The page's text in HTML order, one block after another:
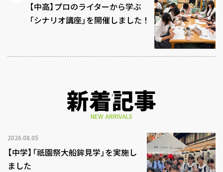
【中高】プロのライターから学ぶ
「シナリオ講座」を開催しました！
新着記事
NEW ARRIVALS
2026.08.05
【中学】「祇園祭大船鉾見学」を実施し
ました